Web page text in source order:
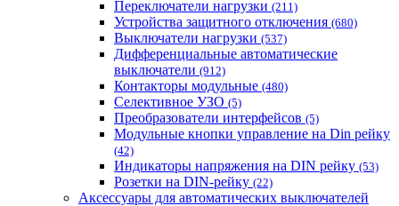
Укрэнерго-Альянс (Украина)
Переключатели нагрузки (211)
Устройства защитного отключения (680)
Выключатели нагрузки (537)
Дифференциальные автоматические
выключатели (912)
Контакторы модульные (480)
Селективное УЗО (5)
Преобразователи интерфейсов (5)
Модульные кнопки управление на Din рейку
(42)
Индикаторы напряжения на DIN рейку (53)
Розетки на DIN-рейку (22)
Аксессуары для автоматических выключателей